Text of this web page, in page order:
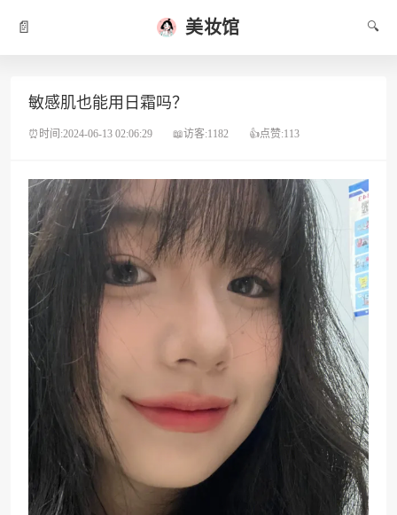
📄 美妆馆 🔍
敏感肌也能用日霜吗？
⏰时间:2024-06-13 02:06:29 📖访客:1182 👍点赞:113